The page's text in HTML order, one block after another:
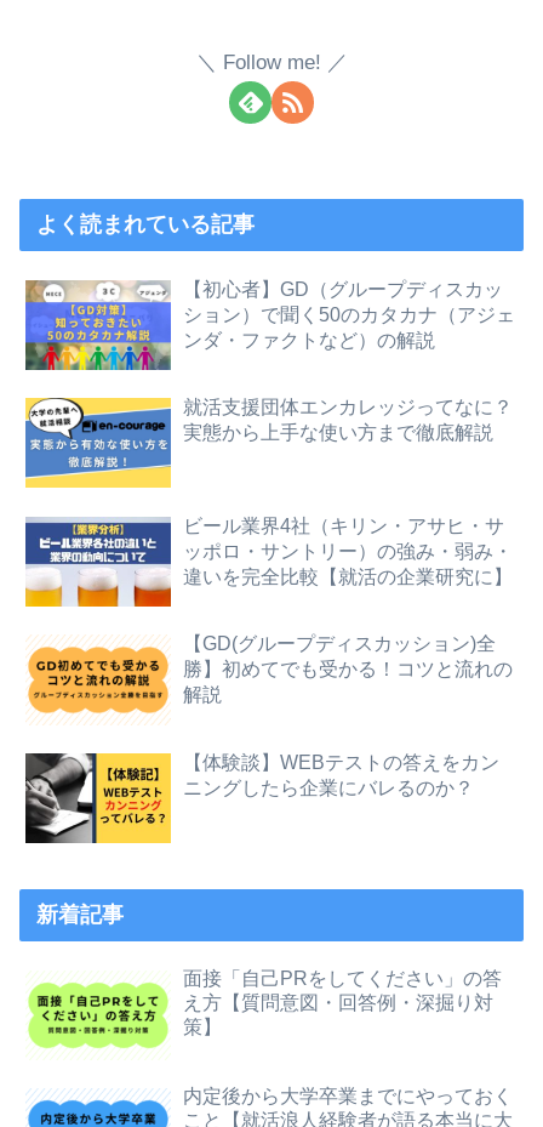
Follow me!
よく読まれている記事
【初心者】GD（グループディスカッ
ション）で聞く50のカタカナ（アジェ
ンダ・ファクトなど）の解説
就活支援団体エンカレッジってなに？
実態から上手な使い方まで徹底解説
ビール業界4社（キリン・アサヒ・サ
ッポロ・サントリー）の強み・弱み・
違いを完全比較【就活の企業研究に】
【GD(グループディスカッション)全
勝】初めてでも受かる！コツと流れの
解説
【体験談】WEBテストの答えをカン
ニングしたら企業にバレるのか？
新着記事
面接「自己PRをしてください」の答
え方【質問意図・回答例・深掘り対
策】
内定後から大学卒業までにやっておく
こと【就活浪人経験者が語る本当に大